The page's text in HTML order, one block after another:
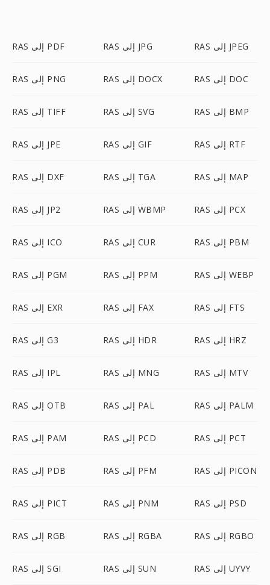
RAS إلى PDF RAS إلى JPG RAS إلى JPEG
RAS إلى PNG RAS إلى DOCX RAS إلى DOC
RAS إلى TIFF RAS إلى SVG RAS إلى BMP
RAS إلى JPE RAS إلى GIF RAS إلى RTF
RAS إلى DXF RAS إلى TGA RAS إلى MAP
RAS إلى JP2 RAS إلى WBMP RAS إلى PCX
RAS إلى ICO RAS إلى CUR RAS إلى PBM
RAS إلى PGM RAS إلى PPM RAS إلى WEBP
RAS إلى EXR RAS إلى FAX RAS إلى FTS
RAS إلى G3 RAS إلى HDR RAS إلى HRZ
RAS إلى IPL RAS إلى MNG RAS إلى MTV
RAS إلى OTB RAS إلى PAL RAS إلى PALM
RAS إلى PAM RAS إلى PCD RAS إلى PCT
RAS إلى PDB RAS إلى PFM RAS إلى PICON
RAS إلى PICT RAS إلى PNM RAS إلى PSD
RAS إلى RGB RAS إلى RGBA RAS إلى RGBO
RAS إلى SGI RAS إلى SUN RAS إلى UYVY